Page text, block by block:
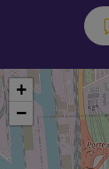
+
−